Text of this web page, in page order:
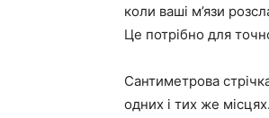
коли ваші м’язи
Це потрібно для
Сантиметрова
одних і тих же